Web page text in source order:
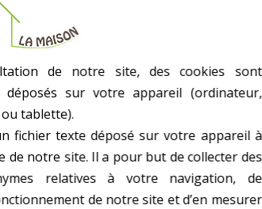
de notre site, des cookies sont
déposés sur votre appareil (ordinateur,
tablette).
fichier texte déposé sur votre appareil à
de notre site. Il a pour but de collecter des
relatives à votre navigation, de
de notre site et d’en mesurer